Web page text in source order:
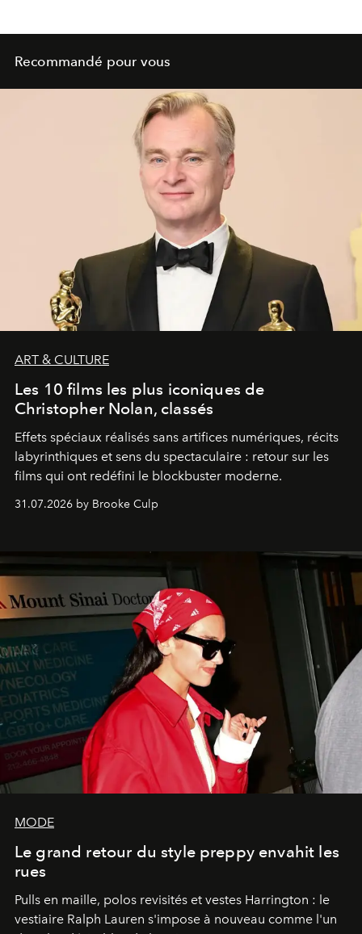
Recommandé pour vous
ART & CULTURE
Les 10 films les plus iconiques de
Christopher Nolan, classés
Effets spéciaux réalisés sans artifices numériques, récits
labyrinthiques et sens du spectaculaire : retour sur les
films qui ont redéfini le blockbuster moderne.
31.07.2026 by Brooke Culp
MODE
Le grand retour du style preppy envahit les
rues
Pulls en maille, polos revisités et vestes Harrington : le
vestiaire Ralph Lauren s'impose à nouveau comme l'un